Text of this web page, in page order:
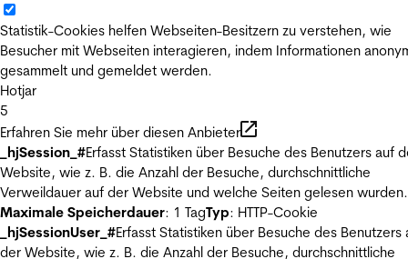
Statistik-Cookies helfen Webseiten-Besitzern zu verstehen, wie
Besucher mit Webseiten interagieren, indem Informationen
gesammelt und gemeldet werden.
Hotjar
5
Erfahren Sie mehr über diesen Anbieter
_hjSession_#Erfasst Statistiken über Besuche des Benutzers auf
Website, wie z. B. die Anzahl der Besuche, durchschnittliche
Verweildauer auf der Website und welche Seiten gelesen wurden.
Maximale Speicherdauer: 1 TagTyp: HTTP-Cookie
_hjSessionUser_#Erfasst Statistiken über Besuche des Benutzers
der Website, wie z. B. die Anzahl der Besuche, durchschnittliche